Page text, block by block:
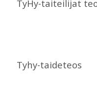
TyHy-taiteilijat
Tyhy-taideteos